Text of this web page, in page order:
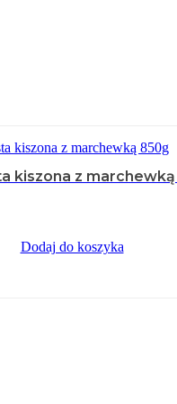
Dodaj do koszyka